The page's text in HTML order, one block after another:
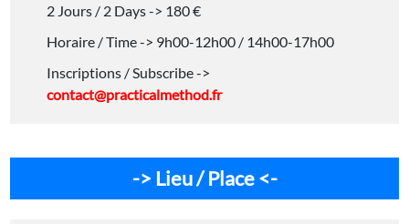
2 Jours / 2 Days -> 180 €
Horaire / Time -> 9h00-12h00 / 14h00-17h00
Inscriptions / Subscribe ->
contact@practicalmethod.fr
-> Lieu / Place <-